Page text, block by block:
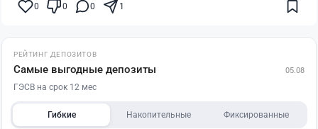
0 0 0 1
РЕЙТИНГ ДЕПОЗИТОВ
Самые выгодные депозиты 05.08
ГЭСВ на срок 12 мес
Гибкие Накопительные Фиксированные